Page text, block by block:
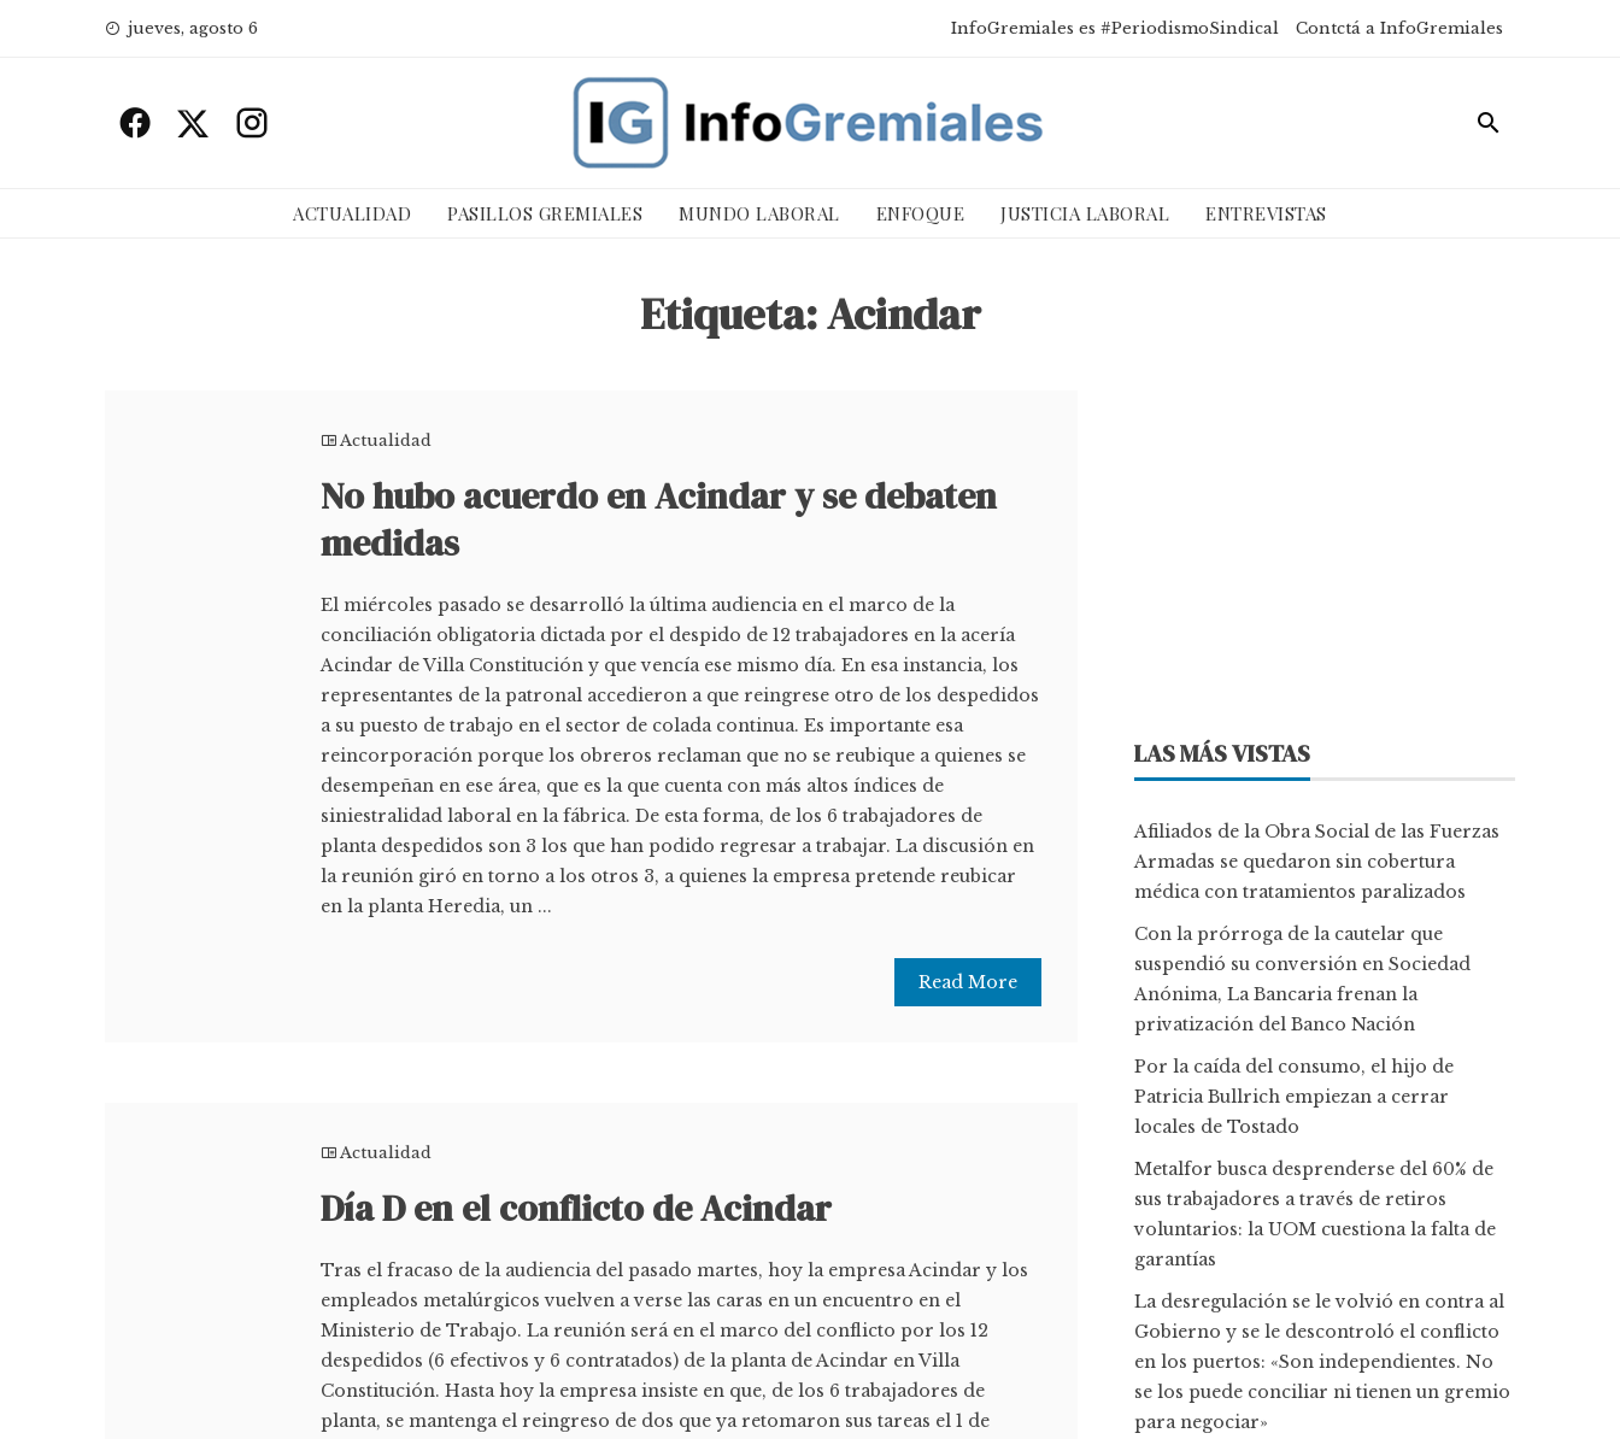
jueves, agosto 6 InfoGremiales es #PeriodismoSindical Contctá a InfoGremiales
ACTUALIDAD PASILLOS GREMIALES MUNDO LABORAL ENFOQUE JUSTICIA LABORAL ENTREVISTAS
Etiqueta:Acindar
Actualidad
No hubo acuerdo en Acindar y se debaten
medidas
El miércoles pasado se desarrolló la última audiencia en el marco de la
conciliación obligatoria dictada por el despido de 12 trabajadores en la acería
Acindar de Villa Constitución y que vencía ese mismo día. En esa instancia, los
representantes de la patronal accedieron a que reingrese otro de los despedidos
a su puesto de trabajo en el sector de colada continua. Es importante esa
reincorporación porque los obreros reclaman que no se reubique a quienes se
desempeñan en ese área, que es la que cuenta con más altos índices de
siniestralidad laboral en la fábrica. De esta forma, de los 6 trabajadores de
planta despedidos son 3 los que han podido regresar a trabajar. La discusión en
la reunión giró en torno a los otros 3, a quienes la empresa pretende reubicar
en la planta Heredia, un ...
Read More
Actualidad
Día D en el conflicto de Acindar
Tras el fracaso de la audiencia del pasado martes, hoy la empresa Acindar y los
empleados metalúrgicos vuelven a verse las caras en un encuentro en el
Ministerio de Trabajo. La reunión será en el marco del conflicto por los 12
despedidos (6 efectivos y 6 contratados) de la planta de Acindar en Villa
Constitución. Hasta hoy la empresa insiste en que, de los 6 trabajadores de
planta, se mantenga el reingreso de dos que ya retomaron sus tareas el 1 de
LAS MÁS VISTAS
Afiliados de la Obra Social de las Fuerzas
Armadas se quedaron sin cobertura
médica con tratamientos paralizados
Con la prórroga de la cautelar que
suspendió su conversión en Sociedad
Anónima, La Bancaria frenan la
privatización del Banco Nación
Por la caída del consumo, el hijo de
Patricia Bullrich empiezan a cerrar
locales de Tostado
Metalfor busca desprenderse del 60% de
sus trabajadores a través de retiros
voluntarios: la UOM cuestiona la falta de
garantías
La desregulación se le volvió en contra al
Gobierno y se le descontroló el conflicto
en los puertos: «Son independientes. No
se los puede conciliar ni tienen un gremio
para negociar»